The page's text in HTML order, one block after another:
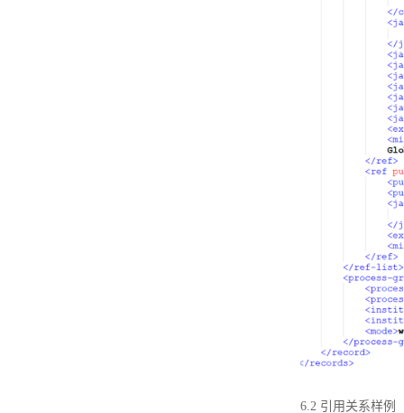
6.2 引用关系样例